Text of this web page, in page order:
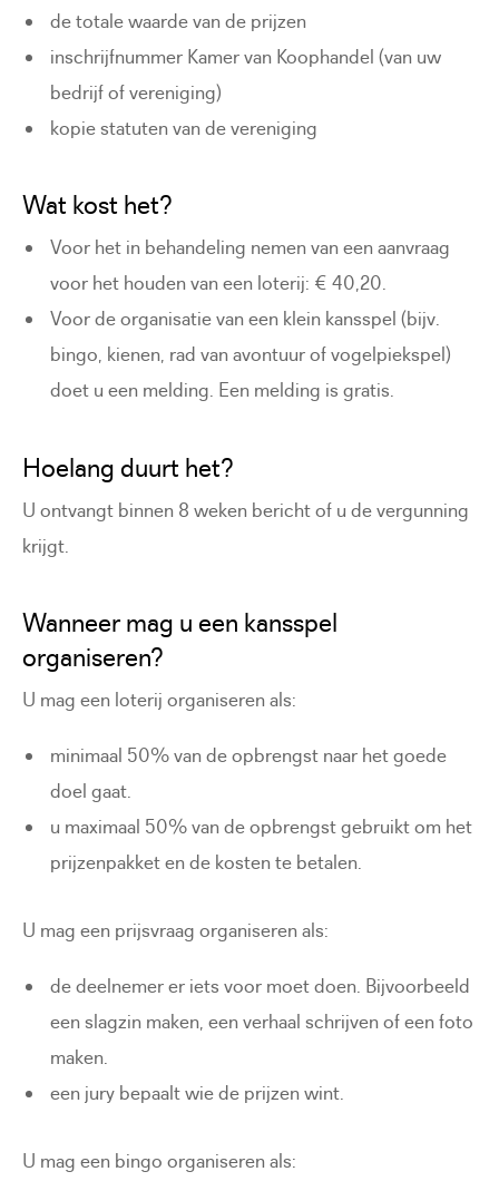
de totale waarde van de prijzen
inschrijfnummer Kamer van Koophandel (van uw
bedrijf of vereniging)
kopie statuten van de vereniging
Wat kost het?
Voor het in behandeling nemen van een aanvraag
voor het houden van een loterij: € 40,20.
Voor de organisatie van een klein kansspel (bijv.
bingo, kienen, rad van avontuur of vogelpiekspel)
doet u een melding. Een melding is gratis.
Hoelang duurt het?
U ontvangt binnen 8 weken bericht of u de vergunning
krijgt.
Wanneer mag u een kansspel
organiseren?
U mag een loterij organiseren als:
minimaal 50% van de opbrengst naar het goede
doel gaat.
u maximaal 50% van de opbrengst gebruikt om het
prijzenpakket en de kosten te betalen.
U mag een prijsvraag organiseren als:
de deelnemer er iets voor moet doen. Bijvoorbeeld
een slagzin maken, een verhaal schrijven of een foto
maken.
een jury bepaalt wie de prijzen wint.
U mag een bingo organiseren als: